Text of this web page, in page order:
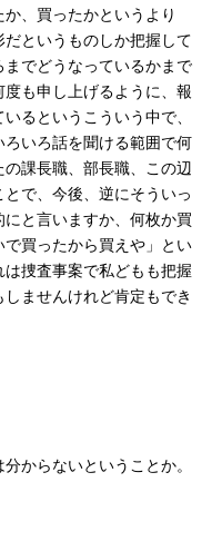
、買ったかというより
というものしか把握して
でどうなっているかまで
も申し上げるように、報
るというこういう中で、
いろ話を聞ける範囲で何
課長職、部長職、この辺
で、今後、逆にそういっ
と言いますか、何枚か買
買ったから買えや」とい
捜査事案で私どもも把握
ませんけれど肯定もでき
からないということか。